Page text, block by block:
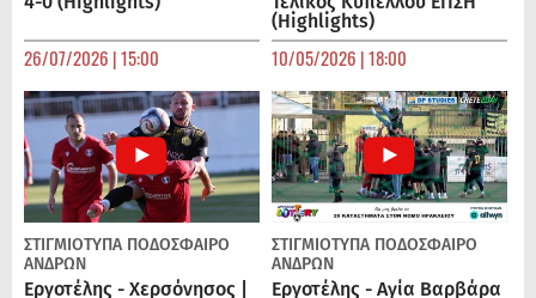
26/07/2026 | 15:00
(Highlights)
10/05/2026 | 18:00
ΣΤΙΓΜΙΟΤΥΠΑ ΠΟΔΌΣΦΑΙΡΟ
ΑΝΔΡΏΝ
Εργοτέλης - Χερσόνησος |
ΣΤΙΓΜΙΟΤΥΠΑ ΠΟΔΌΣΦΑΙΡΟ
ΑΝΔΡΏΝ
Εργοτέλης - Αγία Βαρβάρα